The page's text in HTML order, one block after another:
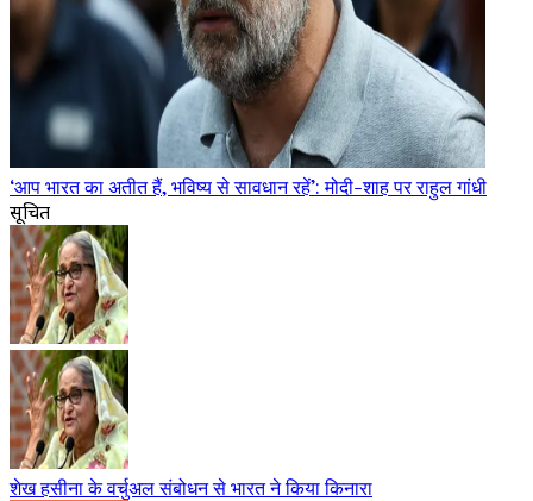
‘आप भारत का अतीत हैं, भविष्य से सावधान रहें’: मोदी-शाह पर राहुल गांधी
सूचित
शेख हसीना के वर्चुअल संबोधन से भारत ने किया किनारा